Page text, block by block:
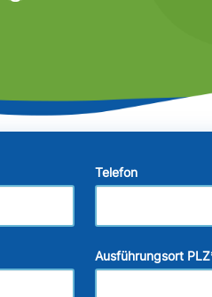
Telefon
Ausführungsort PLZ